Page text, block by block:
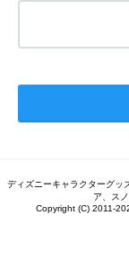
ディズニーキャラクターグッ
ア、ス
Copyright (C) 2011-